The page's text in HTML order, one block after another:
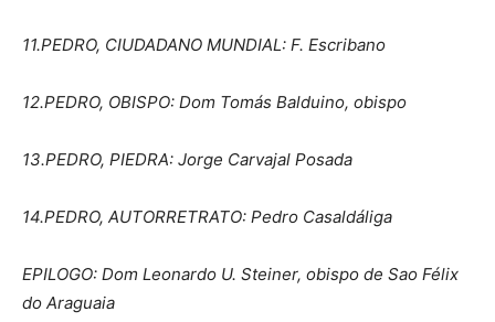
11.PEDRO, CIUDADANO MUNDIAL: F. Escribano
12.PEDRO, OBISPO: Dom Tomás Balduino, obispo
13.PEDRO, PIEDRA: Jorge Carvajal Posada
14.PEDRO, AUTORRETRATO: Pedro Casaldáliga
EPILOGO: Dom Leonardo U. Steiner, obispo de Sao Félix
do Araguaia